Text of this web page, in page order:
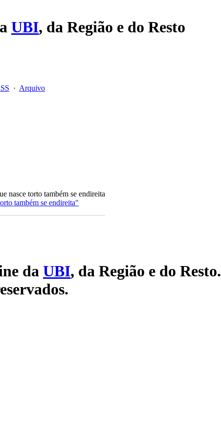
UBI, da Região e do Resto
· Arquivo
nasce torto também se endireita
também se endireita"
da UBI, da Região e do Resto.